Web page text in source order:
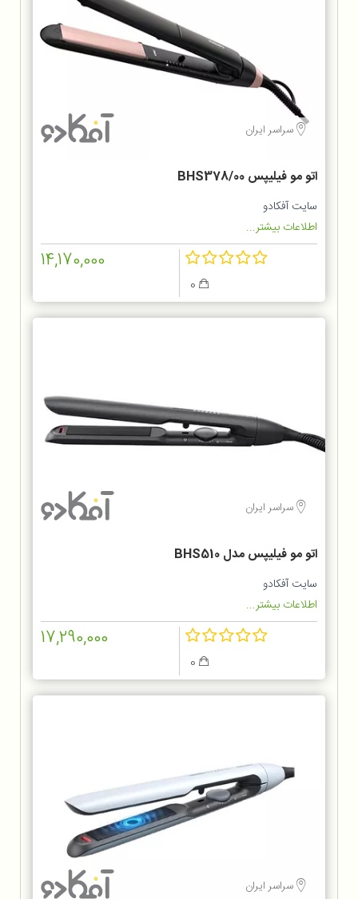
سراسر ایران
اتو مو فیلیپس BHS378/00
سایت آفکادو
اطلاعات بیشتر...
14,170,000
سراسر ایران
اتو مو فیلیپس مدل BHS510
سایت آفکادو
اطلاعات بیشتر...
17,290,000
سراسر ایران